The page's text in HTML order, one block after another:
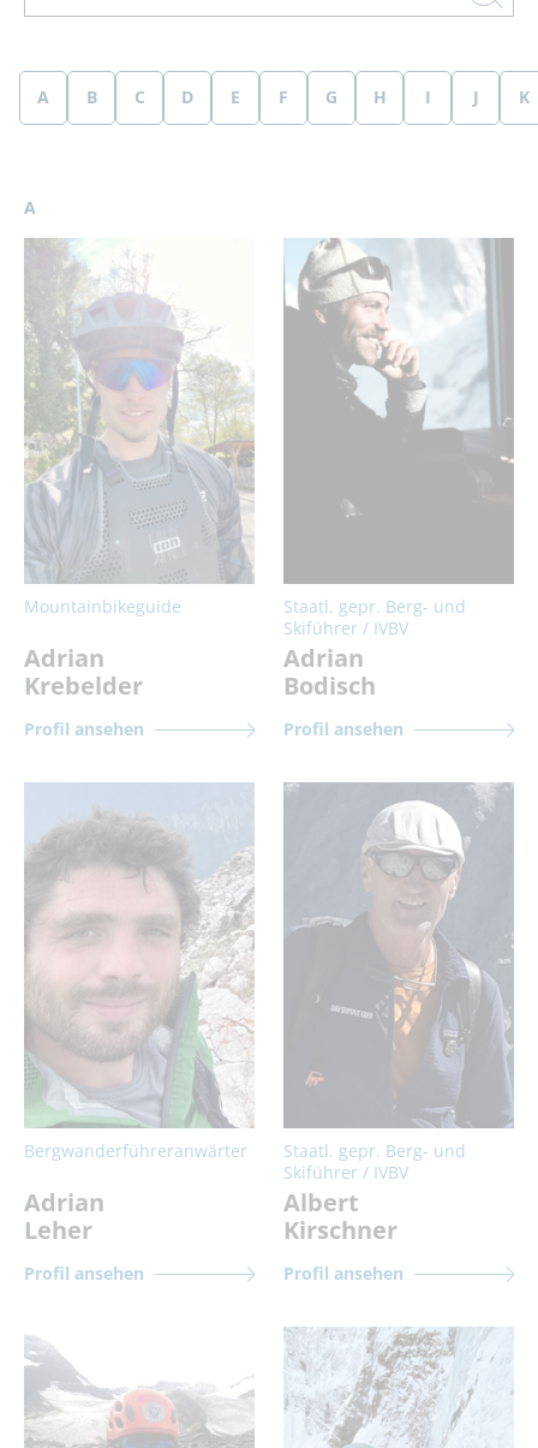
A B C D E F G H I J K
A
Mountainbikeguide
Adrian
Krebelder
Profil ansehen
Staatl. gepr. Berg- und
Skiführer / IVBV
Adrian
Bodisch
Profil ansehen
Bergwanderführeranwärter
Adrian
Leher
Profil ansehen
Staatl. gepr. Berg- und
Skiführer / IVBV
Albert
Kirschner
Profil ansehen